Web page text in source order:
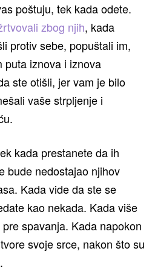
poštuju, tek kada odete.
zbog njih, kada
protiv sebe, popuštali im,
puta iznova i iznova
ste otišli, jer vam je bilo
vaše strpljenje i
kada prestanete da ih
bude nedostajao njihov
Kada vide da ste se
kao nekada. Kada više
spavanja. Kada napokon
svoje srce, nakon što su